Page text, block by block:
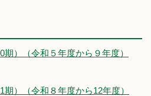
）（令和５年度から９年度）
）（令和８年度から12年度）